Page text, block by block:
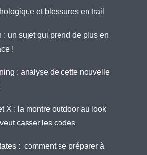
et blessures en trail
: un sujet qui prend de plus en
!
: analyse de cette nouvelle
X : la montre outdoor au look
casser les codes
: comment se préparer à